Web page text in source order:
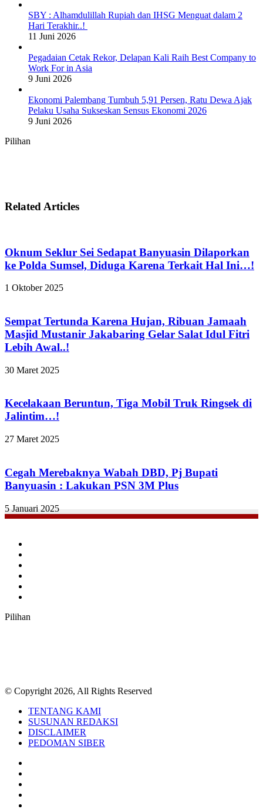
SBY : Alhamdulillah Rupiah dan IHSG Menguat dalam 2
Hari Terakhir..!
11 Juni 2026
Pegadaian Cetak Rekor, Delapan Kali Raih Best Company to
Work For in Asia
9 Juni 2026
Ekonomi Palembang Tumbuh 5,91 Persen, Ratu Dewa Ajak
Pelaku Usaha Sukseskan Sensus Ekonomi 2026
9 Juni 2026
Pilihan
Related Articles
Oknum Seklur Sei Sedapat Banyuasin Dilaporkan
ke Polda Sumsel, Diduga Karena Terkait Hal Ini…!
1 Oktober 2025
Sempat Tertunda Karena Hujan, Ribuan Jamaah
Masjid Mustanir Jakabaring Gelar Salat Idul Fitri
Lebih Awal..!
30 Maret 2025
Kecelakaan Beruntun, Tiga Mobil Truk Ringsek di
Jalintim…!
27 Maret 2025
Cegah Merebaknya Wabah DBD, Pj Bupati
Banyuasin : Lakukan PSN 3M Plus
5 Januari 2025
Pilihan
© Copyright 2026, All Rights Reserved
TENTANG KAMI
SUSUNAN REDAKSI
DISCLAIMER
PEDOMAN SIBER